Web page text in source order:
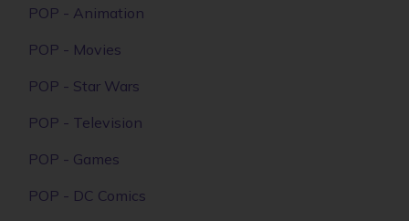
POP - Animation
POP - Movies
POP - Star Wars
POP - Television
POP - Games
POP - DC Comics